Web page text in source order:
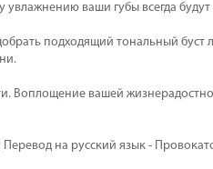
увлажнению ваши губы всегда
подходящий тональный
Воплощение вашей
на русский язык -